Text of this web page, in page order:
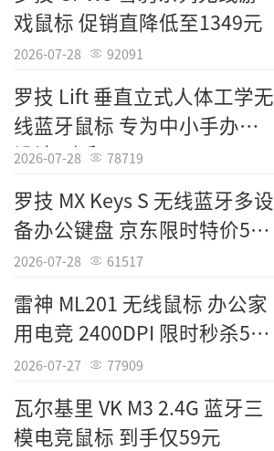
戏鼠标 促销直降低至1349元
2026-07-28 92091
罗技 Lift 垂直立式人体工学无
线蓝牙鼠标 专为中小手办公
设计 到手289元
2026-07-28 78719
罗技 MX Keys S 无线蓝牙多设
备办公键盘 京东限时特价549
元
2026-07-28 61517
雷神 ML201 无线鼠标 办公家
用电竞 2400DPI 限时秒杀59
元
2026-07-27 77909
瓦尔基里 VK M3 2.4G 蓝牙三
模电竞鼠标 到手仅59元